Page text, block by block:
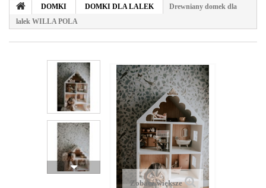
DOMKI DOMKI DLA LALEK
Drewniany domek dla
lalek WILLA POLA
Zobacz większe